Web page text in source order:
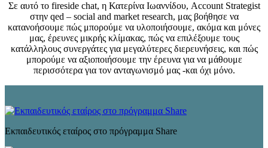
Σε αυτό το fireside chat, η Κατερίνα Ιωαννίδου, Account Strategist
στην qed – social and market research, μας βοήθησε να
κατανοήσουμε πώς μπορούμε να υλοποιήσουμε, ακόμα και μόνες
μας, έρευνες μικρής κλίμακας, πώς να επιλέξουμε τους
κατάλληλους συνεργάτες για μεγαλύτερες διερευνήσεις, και πώς
μπορούμε να αξιοποιήσουμε την έρευνα για να μάθουμε
περισσότερα για τον ανταγωνισμό μας -και όχι μόνο.
Εκπαιδευτικός εταίρος στο πρόγραμμα Share